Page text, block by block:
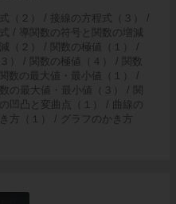
（２） / 接線の方程式（３） /
/ 導関数の符号と関数の増減
（２） / 関数の極値（１） /
） / 関数の極値（４） / 関数
数の最大値・最小値（１） /
の最大値・最小値（３） / 関
凹凸と変曲点（１） / 曲線の
方（１） / グラフのかき方